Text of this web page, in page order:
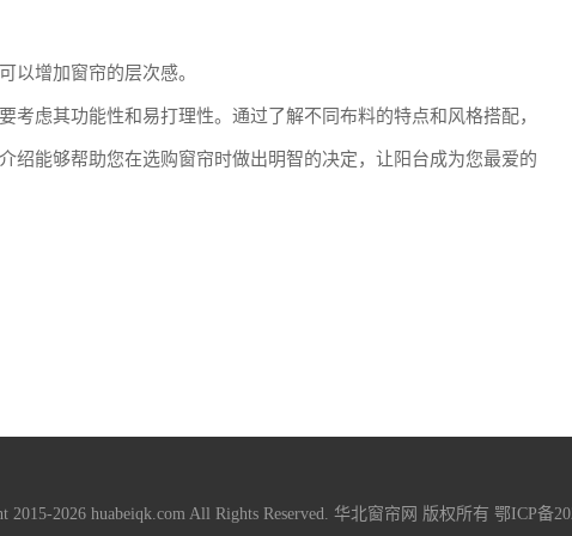
以增加窗帘的层次感。
考虑其功能性和易打理性。通过了解不同布料的特点和风格搭配，
绍能够帮助您在选购窗帘时做出明智的决定，让阳台成为您最爱的
2015-2026 huabeiqk.com All Rights Reserved. 华北窗帘网 版权所有 鄂ICP备